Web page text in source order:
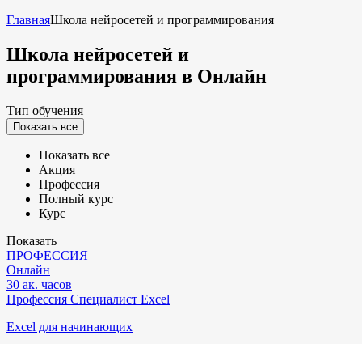
ГлавнаяШкола нейросетей и программирования
Школа нейросетей и
программирования в Онлайн
Тип обучения
Показать все
Показать все
Акция
Профессия
Полный курс
Курс
Показать
ПРОФЕССИЯ
Онлайн
30 ак. часов
Профессия Специалист Excel
Excel для начинающих